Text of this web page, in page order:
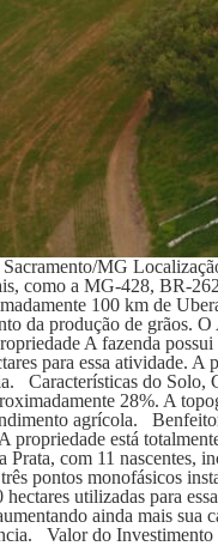
Sacramento/MG
como a MG-428, BR-
100 km de
da produção de grãos.
A fazenda
para essa atividade.
Características do Solo,
28%. A
agrícola.
propriedade está
Prata, com 11 nascentes,
pontos monofásicos
hectares utilizadas para
ainda mais
Valor do